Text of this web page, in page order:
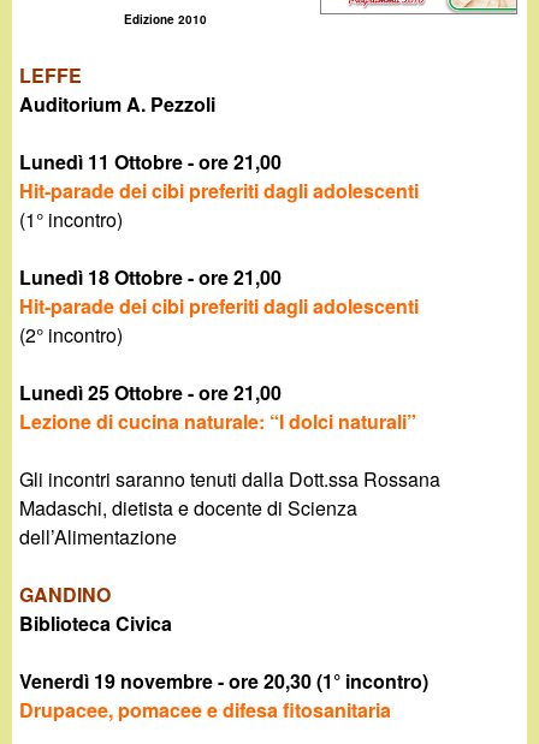
n
o
.
i
t
Edizione 2010
LEFFE
Auditorium A. Pezzoli
Lunedì 11 Ottobre - ore 21,00
Hit-parade dei cibi preferiti dagli adolescenti
(1° incontro)
Lunedì 18 Ottobre - ore 21,00
Hit-parade dei cibi preferiti dagli adolescenti
(2° incontro)
Lunedì 25 Ottobre - ore 21,00
Lezione di cucina naturale: “I dolci naturali”
Gli incontri saranno tenuti dalla Dott.ssa Rossana
Madaschi, dietista e docente di Scienza
dell’Alimentazione
GANDINO
Biblioteca Civica
Venerdì 19 novembre - ore 20,30 (1° incontro)
Drupacee, pomacee e difesa fitosanitaria